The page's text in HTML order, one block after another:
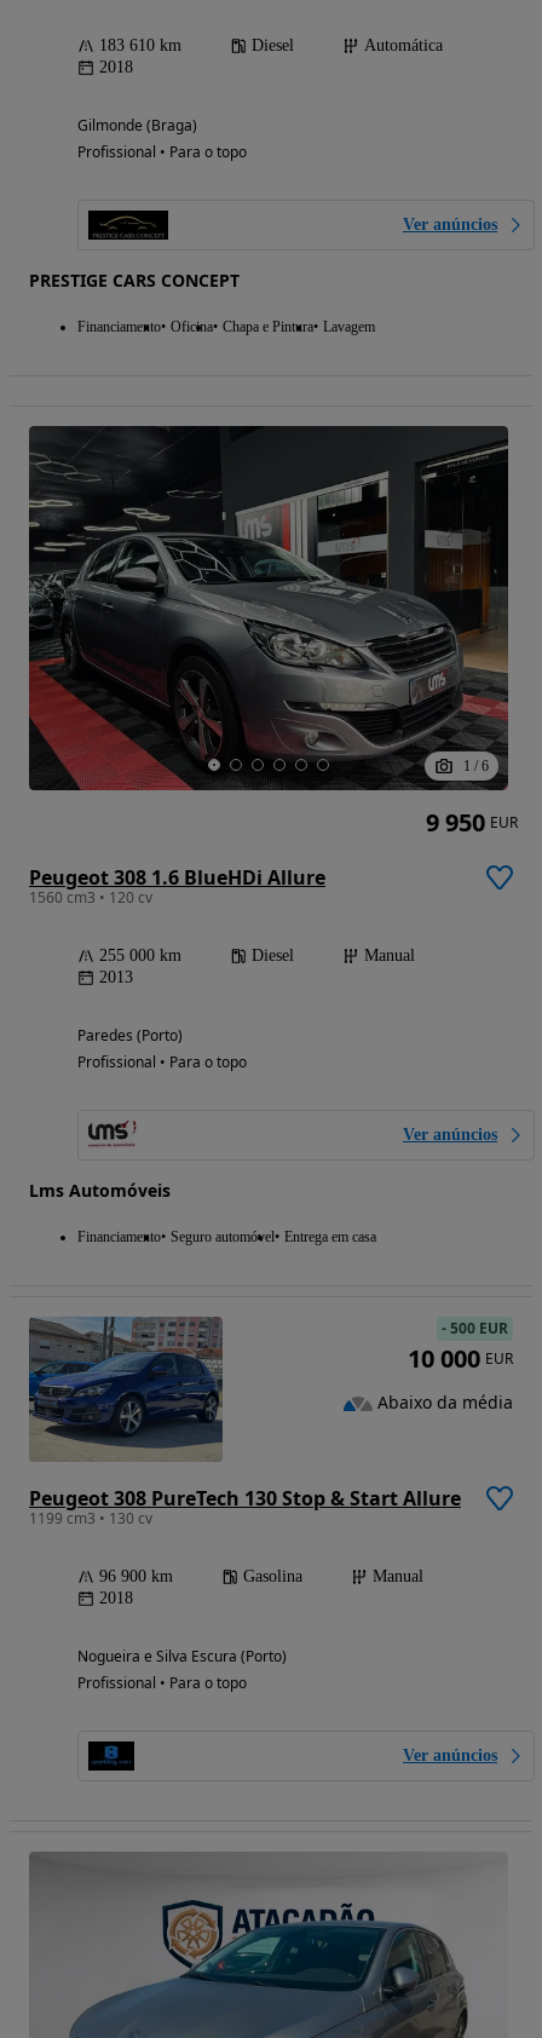
183 610 km Diesel
Automática
2018
Gilmonde (Braga)
Profissional • Para o topo
Ver anúncios
PRESTIGE CARS CONCEPT
Financiamento Oficina Chapa e Pintura Lavagem
1 / 6
Peugeot 308 1.6 BlueHDi Allure
1560 cm3 • 120 cv
255 000 km Diesel
Manual
2013
Paredes (Porto)
Profissional • Para o topo
Ver anúncios
Lms Automóveis
Financiamento Seguro automóvel Entrega em casa
9 950 EUR
Peugeot 308 PureTech 130 Stop & Start Allure
1199 cm3 • 130 cv
96 900 km Gasolina
Manual
2018
Nogueira e Silva Escura (Porto)
Profissional • Para o topo
Ver anúncios
-500 EUR
10 000 EUR
Abaixo da média